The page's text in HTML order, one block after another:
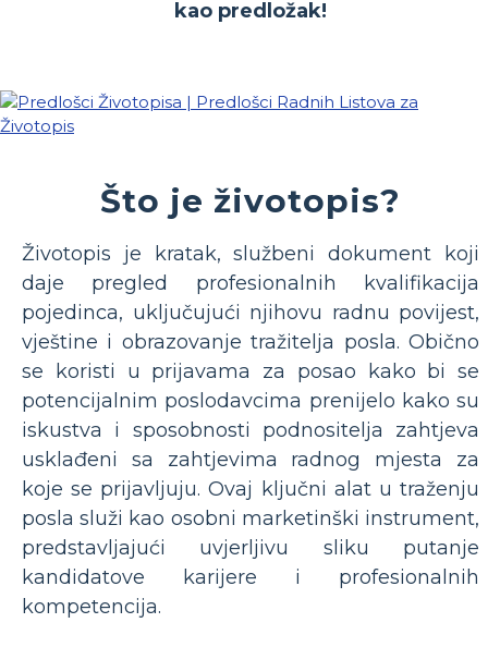
kao predložak!
Što je životopis?
Životopis je kratak, službeni dokument koji
daje pregled profesionalnih kvalifikacija
pojedinca, uključujući njihovu radnu povijest,
vještine i obrazovanje tražitelja posla. Obično
se koristi u prijavama za posao kako bi se
potencijalnim poslodavcima prenijelo kako su
iskustva i sposobnosti podnositelja zahtjeva
usklađeni sa zahtjevima radnog mjesta za
koje se prijavljuju. Ovaj ključni alat u traženju
posla služi kao osobni marketinški instrument,
predstavljajući uvjerljivu sliku putanje
kandidatove karijere i profesionalnih
kompetencija.